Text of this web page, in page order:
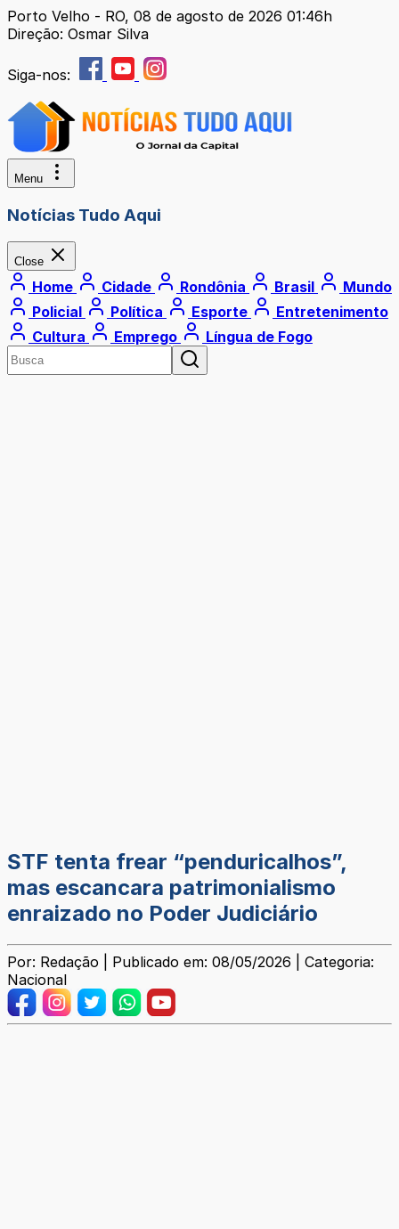
Porto Velho - RO, 08 de agosto de 2026 01:46h
Direção: Osmar Silva
Siga-nos:
Menu
Notícias Tudo Aqui
Close
Home Cidade Rondônia Brasil
Mundo
Policial
Política Esporte
Entretenimento
Cultura
Emprego Língua de Fogo
STF tenta frear “penduricalhos”,
mas escancara patrimonialismo
enraizado no Poder Judiciário
Por: Redação | Publicado em: 08/05/2026 | Categoria:
Nacional